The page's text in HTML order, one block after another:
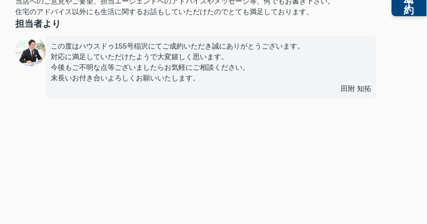
住宅のアドバイス以外にも生活に関するお話もしていただけたのでとても満足しております。
担当者より
この度はハウスドゥ155号稲沢にてご成約いただき誠にありがとうございます。
対応に満足していただけたようで大変嬉しく思います。
今後もご不明な点等ございましたらお気軽にご相談ください。
末長いお付き合いよろしくお願いいたします。
田附 知拓